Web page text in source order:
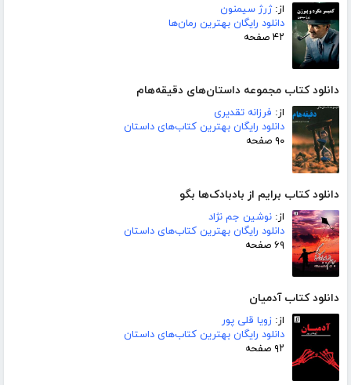
از:ژرژ سیمنون
دانلود رایگان بهترین رمان‌ها
۴۲ صفحه
دانلود کتاب مجموعه داستان‌های دقیقه‌هام
از: فرزانه تقدیری
دانلود رایگان بهترین کتاب‌های داستان
۹۰ صفحه
دانلود کتاب برایم از بادبادک‌ها بگو
از: نوشین جم نژاد
دانلود رایگان بهترین کتاب‌های داستان
۶۹ صفحه
دانلود کتاب آدمیان
از: زویا قلی پور
دانلود رایگان بهترین کتاب‌های داستان
۹۲ صفحه